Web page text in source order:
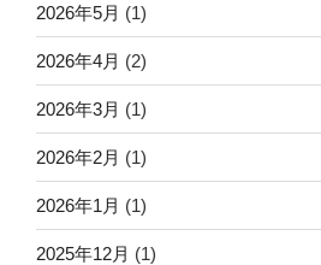
2026年5月 (1)
2026年4月 (2)
2026年3月 (1)
2026年2月 (1)
2026年1月 (1)
2025年12月 (1)